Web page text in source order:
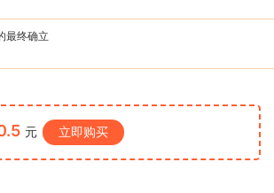
最终确立
元 立即购买